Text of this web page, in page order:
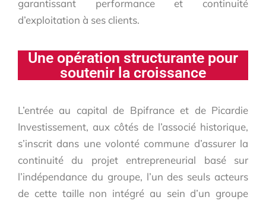
garantissant performance et continuité
d’exploitation à ses clients.
Une opération structurante pour
soutenir la croissance
L’entrée au capital de Bpifrance et de Picardie
Investissement, aux côtés de l’associé historique,
s’inscrit dans une volonté commune d’assurer la
continuité du projet entrepreneurial basé sur
l’indépendance du groupe, l’un des seuls acteurs
de cette taille non intégré au sein d’un groupe